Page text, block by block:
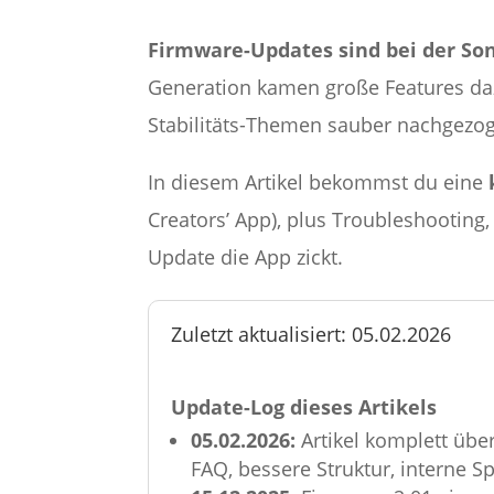
Firmware-Updates sind bei der
Generation kamen große Features
Stabilitäts-Themen sauber
In diesem Artikel bekommst du eine
Creators’ App), plus
Update die App zickt.
Zuletzt aktualisiert: 05.02.2026
Update-Log dieses Artikels
05.02.2026: Artikel komplett
FAQ, bessere Struktur, interne